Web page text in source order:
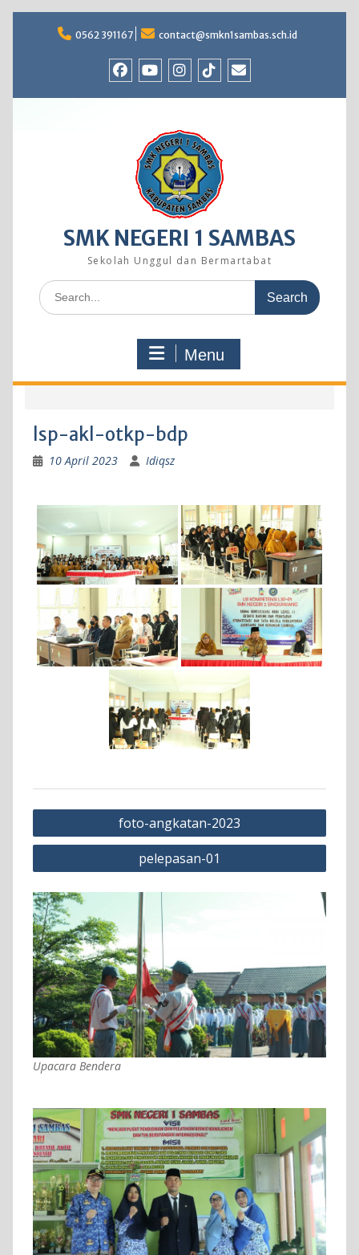
0562 391167 contact@smkn1sambas.sch.id
SMK NEGERI 1 SAMBAS
Sekolah Unggul dan Bermartabat
Search
for:
Menu
lsp-akl-otkp-bdp
10 April 2023 Idiqsz
Navigasi
pos
foto-angkatan-2023
pelepasan-01
Upacara Bendera